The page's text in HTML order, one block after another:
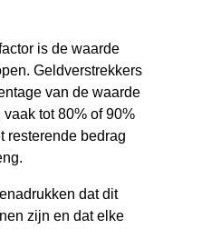
is de waarde
Geldverstrekkers
van de waarde
tot 80% of 90%
resterende bedrag
dat dit
zijn en dat elke